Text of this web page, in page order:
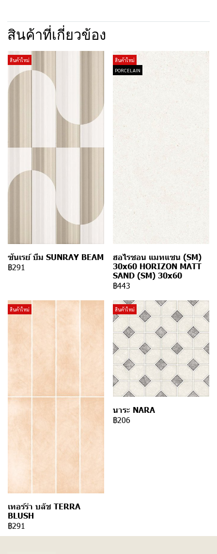
สินค้าที่เกี่ยวข้อง
สินค้าใหม่
ซันเรย์ บีม SUNRAY BEAM
฿291
สินค้าใหม่
PORCELAIN
ฮอไรซอน แมทแซน (SM)
30x60 HORIZON MATT
SAND (SM) 30x60
฿443
สินค้าใหม่
เทอร์ร่า บลัช TERRA
BLUSH
฿291
สินค้าใหม่
นาระ NARA
฿206